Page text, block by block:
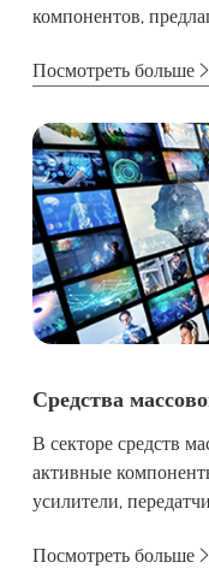
компонентов,
Посмотреть больше
Средства
радио-и
В секторе средств
активные
усилители,
Посмотреть больше